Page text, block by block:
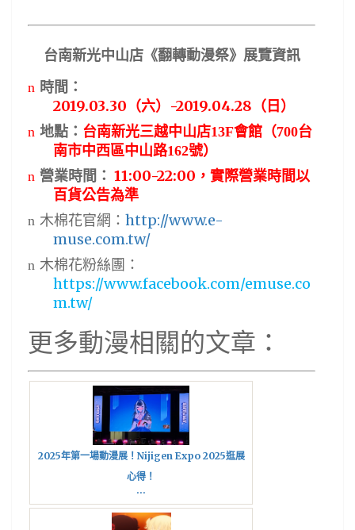
台南新光中山店《翻轉動漫祭》展覽資訊
n 時間：
2019.03.30 （六） -2019.04.28 （日）
n 地點： 台南新光三越中山店13F會館（700台
南市中西區中山路162號）
n 營業時間： 11:00-22:00 ，實際營業時間以
百貨公告為準
n 木棉花官網： http://www.e-
muse.com.tw/
n 木棉花粉絲團：
https://www.facebook.com/emuse.co
m.tw/
更多動漫相關的文章：
2025年第一場動漫展！Nijigen Expo 2025逛展
心得！
...